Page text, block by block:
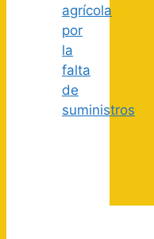
agrícola
por
la
falta
de
suministros